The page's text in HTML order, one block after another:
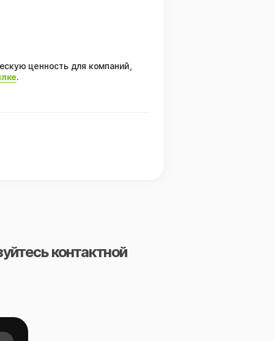
ценность для компаний,
.
контактной